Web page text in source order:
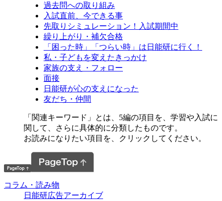
過去問への取り組み
入試直前、今できる事
先取りシミュレーション！入試期間中
繰り上がり・補欠合格
「困った時」「つらい時」は日能研に行く！
私・子どもを変えたきっかけ
家族の支え・フォロー
面接
日能研が心の支えになった
友だち・仲間
「関連キーワード」とは、5編の項目を、学習や入試に
関して、さらに具体的に分類したものです。
お読みになりたい項目を、クリックしてください。
コラム・読み物
日能研広告アーカイブ